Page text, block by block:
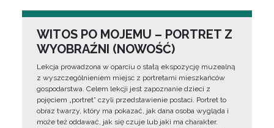
WITOS PO MOJEMU – PORTRET Z
WYOBRAŹNI (NOWOŚĆ)
Lekcja prowadzona w oparciu o stałą ekspozycję muzealną
z wyszczególnieniem miejsc z portretami mieszkańców
gospodarstwa. Celem lekcji jest zapoznanie dzieci z
pojęciem „portret” czyli przedstawienie postaci. Portret to
obraz twarzy, który ma pokazać, jak dana osoba wygląda i
może też oddawać, jak się czuje lub jaki ma charakter.